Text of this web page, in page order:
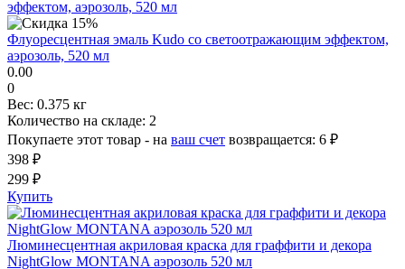
Флуоресцентная эмаль Kudo со светоотражающим эффектом,
аэрозоль, 520 мл
0.00
0
Вес: 0.375 кг
Количество на складе: 2
Покупаете этот товар - на ваш счет возвращается: 6 ₽
398 ₽
299 ₽
Купить
Люминесцентная акриловая краска для граффити и декора
NightGlow MONTANA аэрозоль 520 мл